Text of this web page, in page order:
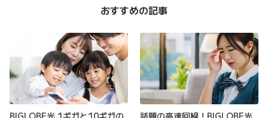
おすすめの記事